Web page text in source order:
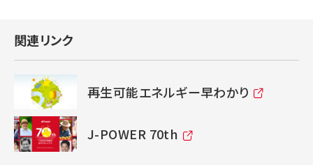
関連リンク
再生可能エネルギー早わかり
J-POWER 70th